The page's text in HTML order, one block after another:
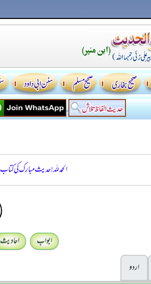
الحمدللہ! حدیث مبارک کی
ابواب احادیث
اردو